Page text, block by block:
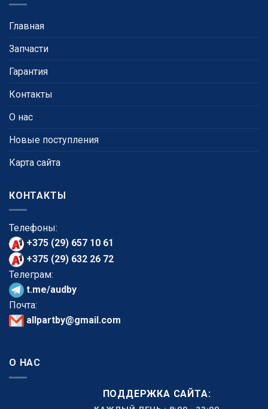
Главная
Запчасти
Гарантия
Контакты
О нас
Новые поступления
Карта сайта
КОНТАКТЫ
Телефоны:
+375 (29) 657 10 61
+375 (29) 632 26 72
Телеграм:
t.me/audby
Почта:
allpartby@gmail.com
О НАС
ПОДДЕРЖКА САЙТА: